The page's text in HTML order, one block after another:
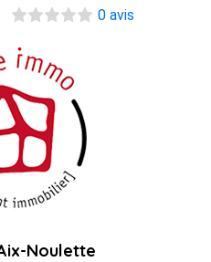
0 avis
Noulette